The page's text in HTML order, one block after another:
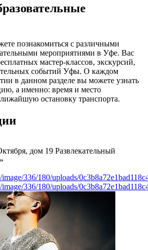
познакомиться с различными
мероприятиями в Уфе. Вас
мастер-классов, экскурсий,
событий Уфы. О каждом
в данном разделе вы можете узнать
а именно: время и место
остановку транспорта.
дом 19 Развлекательный
336/180/uploads/
336/180/uploads/